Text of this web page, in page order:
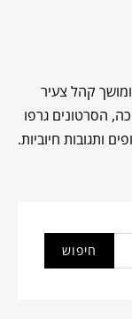
קהל צעיר
הסרטונים גרפו
ותגובות חיוביות.